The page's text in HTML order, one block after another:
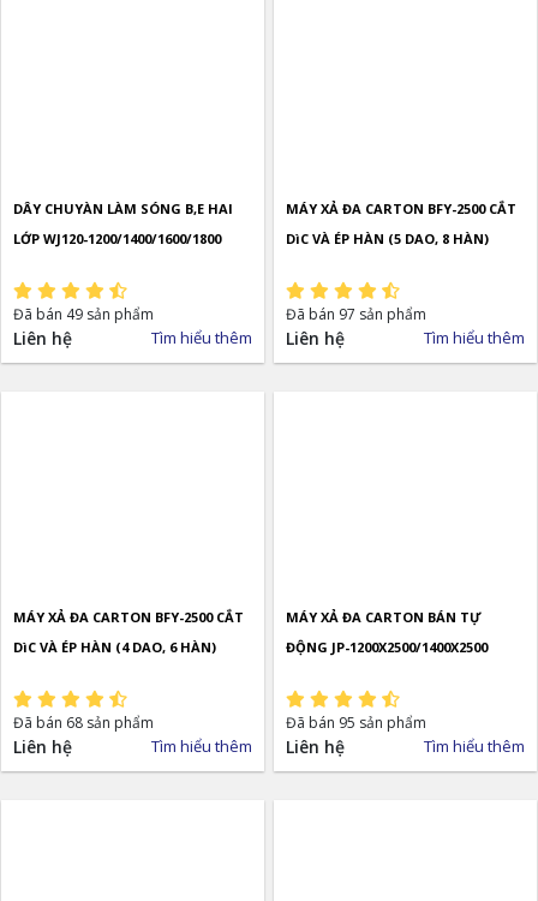
DÂY CHUYÀN LÀM SÓNG B,E HAI
LỚP WJ120-1200/1400/1600/1800
Đã bán 49 sản phẩm
Liên hệ Tìm hiểu thêm
MÁY XẢ ĐA CARTON BFY-2500 CẮT
DìC VÀ ÉP HÀN (5 DAO, 8 HÀN)
Đã bán 97 sản phẩm
Liên hệ Tìm hiểu thêm
MÁY XẢ ĐA CARTON BFY-2500 CẮT
DìC VÀ ÉP HÀN (4 DAO, 6 HÀN)
Đã bán 68 sản phẩm
Liên hệ Tìm hiểu thêm
MÁY XẢ ĐA CARTON BÁN TỰ
ĐỘNG JP-1200X2500/1400X2500
Đã bán 95 sản phẩm
Liên hệ Tìm hiểu thêm